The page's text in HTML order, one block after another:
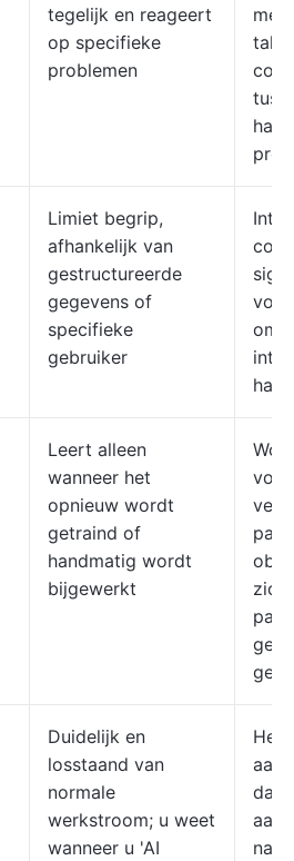
tegelijk en reageert
op specifieke
problemen
Limiet begrip,
afhankelijk van
gestructureerde
gegevens of
specifieke
gebruiker
Leert alleen
wanneer het
opnieuw wordt
getraind of
handmatig wordt
bijgewerkt
zich
Duidelijk en
losstaand van
normale
werkstroom; u weet
wanneer u 'AI
Het
aan
aan